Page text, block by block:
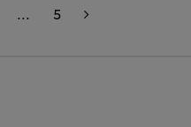
... 5